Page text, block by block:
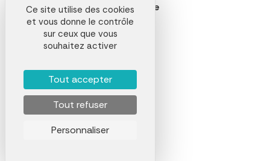
Natte de plage ou tapis de plage
Nichoir
Panier à vélo
Panier pique-nique
Parasol
Planche de natation
Ce site utilise des cookies
et vous donne le contrôle
sur ceux que vous
souhaitez activer
Tout accepter
Tout refuser
Personnaliser